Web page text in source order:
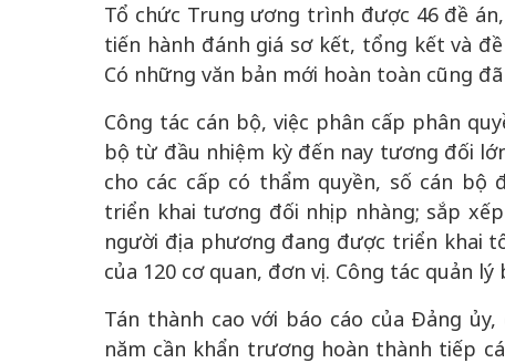
Tổ chức Trung ương trình được 46 đề
tiến hành đánh giá sơ kết, tổng kết và
Có những văn bản mới hoàn toàn cũng
Công tác cán bộ, việc phân cấp phân
bộ từ đầu nhiệm kỳ đến nay tương đối
cho các cấp có thẩm quyền, số cán
triển khai tương đối nhịp nhàng; sắp
người địa phương đang được triển khai
của 120 cơ quan, đơn vị. Công tác quản
Tán thành cao với báo cáo của Đảng
năm cần khẩn trương hoàn thành tiếp